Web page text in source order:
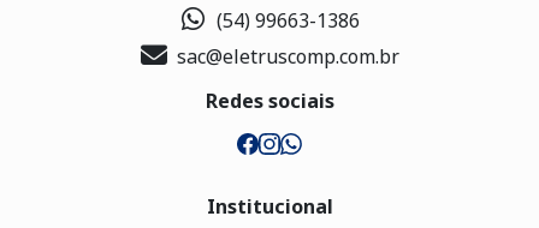
(54) 99663-1386
sac@eletruscomp.com.br
Redes sociais
Institucional